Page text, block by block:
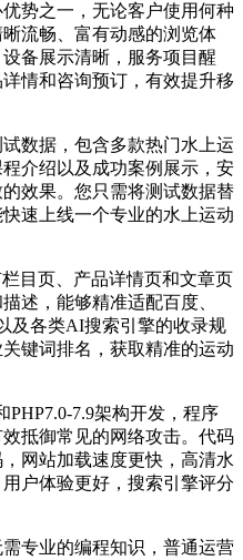
势之一，无论客户使用何种
流畅、富有动感的浏览体
备展示清晰，服务项目醒
情和咨询预订，有效提升移
数据，包含多款热门水上运
介绍以及成功案例展示，安
效果。您只需将测试数据替
速上线一个专业的水上运动
目页、产品详情页和文章页
述，能够精准适配百度、
及各类AI搜索引擎的收录规
键词排名，获取精准的运动
PHP7.0-7.9架构开发，程序
抵御常见的网络攻击。代码
网站加载速度更快，高清水
户体验更好，搜索引擎评分
专业的编程知识，普通运营